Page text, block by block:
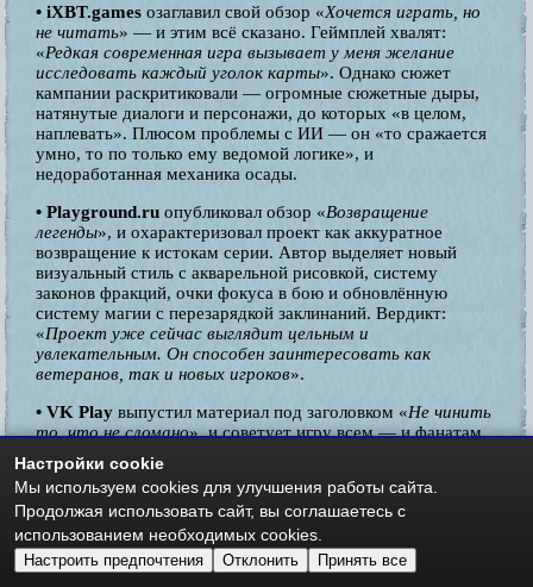
• iXBT.games озаглавил свой обзор «Хочется играть, но
не читать» — и этим всё сказано. Геймплей хвалят:
«Редкая современная игра вызывает у меня желание
исследовать каждый уголок карты». Однако сюжет
кампании раскритиковали — огромные сюжетные дыры,
натянутые диалоги и персонажи, до которых «в целом,
наплевать». Плюсом проблемы с ИИ — он «то сражается
умно, то по только ему ведомой логике», и
недоработанная механика осады.
• Playground.ru опубликовал обзор «Возвращение
легенды», и охарактеризовал проект как аккуратное
возвращение к истокам серии. Автор выделяет новый
визуальный стиль с акварельной рисовкой, систему
законов фракций, очки фокуса в бою и обновлённую
систему магии с перезарядкой заклинаний. Вердикт:
«Проект уже сейчас выглядит цельным и
увлекательным. Он способен заинтересовать как
ветеранов, так и новых игроков».
• VK Play выпустил материал под заголовком «Не чинить
то, что не сломано», и советует игру всем — и фанатам,
примерно всё делает хорошо: грамотно бросает вызов,
удивляет и увлекает — да так, что заставляет
прилипнуть к экрану».
• StopGameдал более сдержанную оценку, указав на
мультяшный визуальный стиль, напоминающий
Настройки cookie
Мы используем cookies для улучшения работы сайта.
Продолжая использовать сайт, вы соглашаетесь с
использованием необходимых cookies.
Настроить предпочтения
Отклонить Принять все